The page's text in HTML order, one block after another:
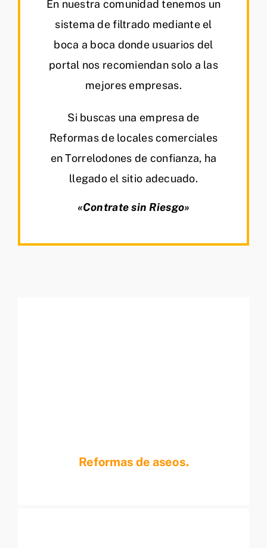
En nuestra comunidad tenemos un
sistema de filtrado mediante el
boca a boca donde usuarios del
portal nos recomiendan solo a las
mejores empresas.
Si buscas una empresa de
Reformas de locales comerciales
en Torrelodones de confianza, ha
llegado el sitio adecuado.
«Contrate sin Riesgo»
Reformas de aseos.